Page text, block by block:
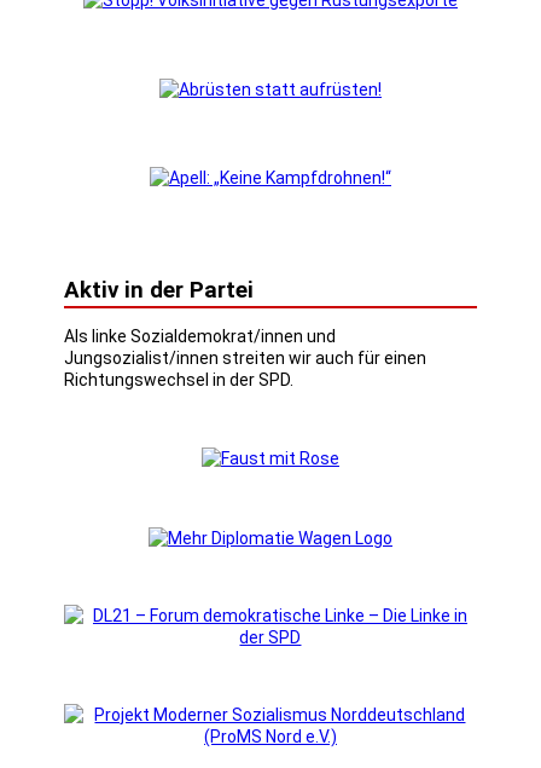
Aktiv in der Partei
Als linke Sozialdemokrat/innen und
Jungsozialist/innen streiten wir auch für einen
Richtungswechsel in der SPD.